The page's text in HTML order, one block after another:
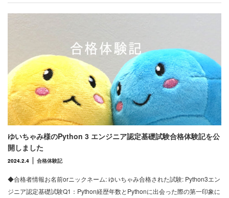
ゆいちゃみ様のPython 3 エンジニア認定基礎試験合格体験記を公
開しました
2024.2.4 合格体験記
◆合格者情報お名前orニックネーム: ゆいちゃみ合格された試験: Python3エン
ジニア認定基礎試験Q1：Python経歴年数とPythonに出会った際の第一印象に